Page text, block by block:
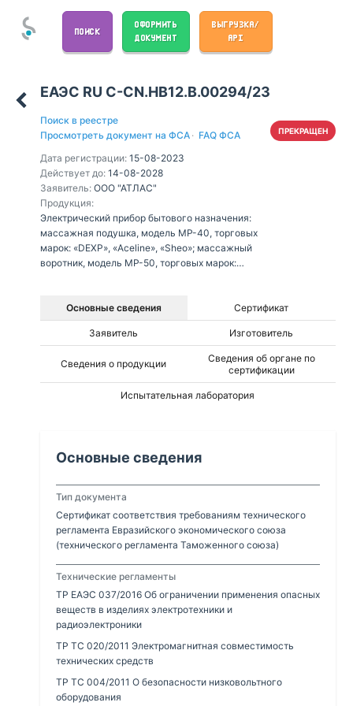
ПОИСК
ОФОРМИТЬ
ДОКУМЕНТ
ВЫГРУЗКА/
API
ЕАЭС RU С-CN.НВ12.В.00294/23
Поиск в реестре
Просмотреть документ на ФСА · FAQ ФСА
Дата регистрации: 15-08-2023
Действует до: 14-08-2028
Заявитель: ООО "АТЛАС"
Продукция:
Электрический прибор бытового назначения:
массажная подушка, модель MP-40, торговых
марок: «DEXP», «Aceline», «Sheo»; массажный
воротник, модель MP-50, торговых марок:
ПРЕКРАЩЕН
Основные сведения Сертификат
Заявитель Изготовитель
Сведения о продукции
Сведения об органе по
сертификации
Испытательная лаборатория
Основные сведения
Тип документа
Сертификат соответствия требованиям технического
регламента Евразийского экономического союза
(технического регламента Таможенного союза)
Технические регламенты
ТР ЕАЭС 037/2016 Об ограничении применения опасных
веществ в изделиях электротехники и
радиоэлектроники
ТР ТС 020/2011 Электромагнитная совместимость
технических средств
ТР ТС 004/2011 О безопасности низковольтного
оборудования